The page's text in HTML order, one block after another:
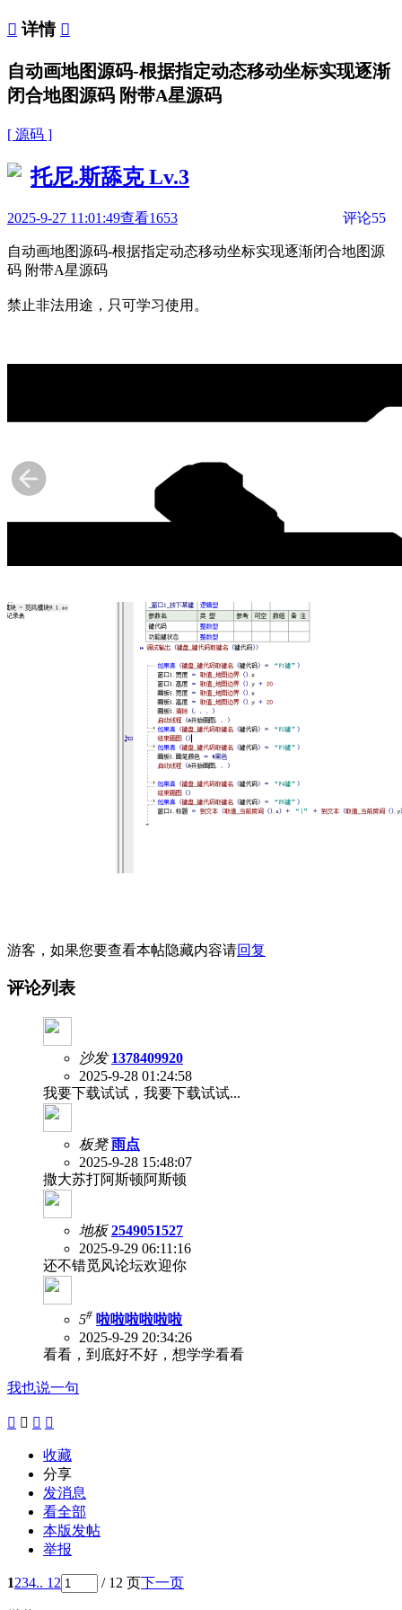
 详情 
自动画地图源码-根据指定动态移动坐标实现逐渐
闭合地图源码 附带A星源码
[ 源码 ]
托尼.斯舔克Lv.3
2025-9-27 11:01:49查看1653 评论55
自动画地图源码-根据指定动态移动坐标实现逐渐闭合地图源
码 附带A星源码
禁止非法用途，只可学习使用。
游客，如果您要查看本帖隐藏内容请回复
评论列表
沙发 1378409920
2025-9-28 01:24:58
我要下载试试，我要下载试试...
板凳 雨点
2025-9-28 15:48:07
撒大苏打阿斯顿阿斯顿
地板 2549051527
2025-9-29 06:11:16
还不错觅风论坛欢迎你
5# 啦啦啦啦啦啦
2025-9-29 20:34:26
看看，到底好不好，想学学看看
我也说一句
   
收藏
分享
发消息
看全部
本版发帖
举报
1234.. 12 / 12 页下一页